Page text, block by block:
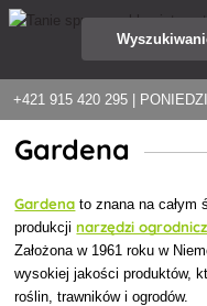
+421 915 420 295 |
Gardena
Gardena to znana na całym
produkcjinarzędzi
Założona w 1961 roku w
wysokiej jakości produktów,
roślin, trawników i ogrodów.